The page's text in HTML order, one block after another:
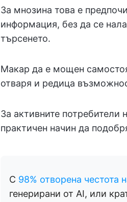
За мнозина това е
информация, без да се
търсенето.
Макар да е мощен
отваря и редица
За активните потребители
практичен начин да
С 98% отворена честота
генерирани от AI, или